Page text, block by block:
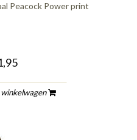
Peacock Power print
winkelwagen